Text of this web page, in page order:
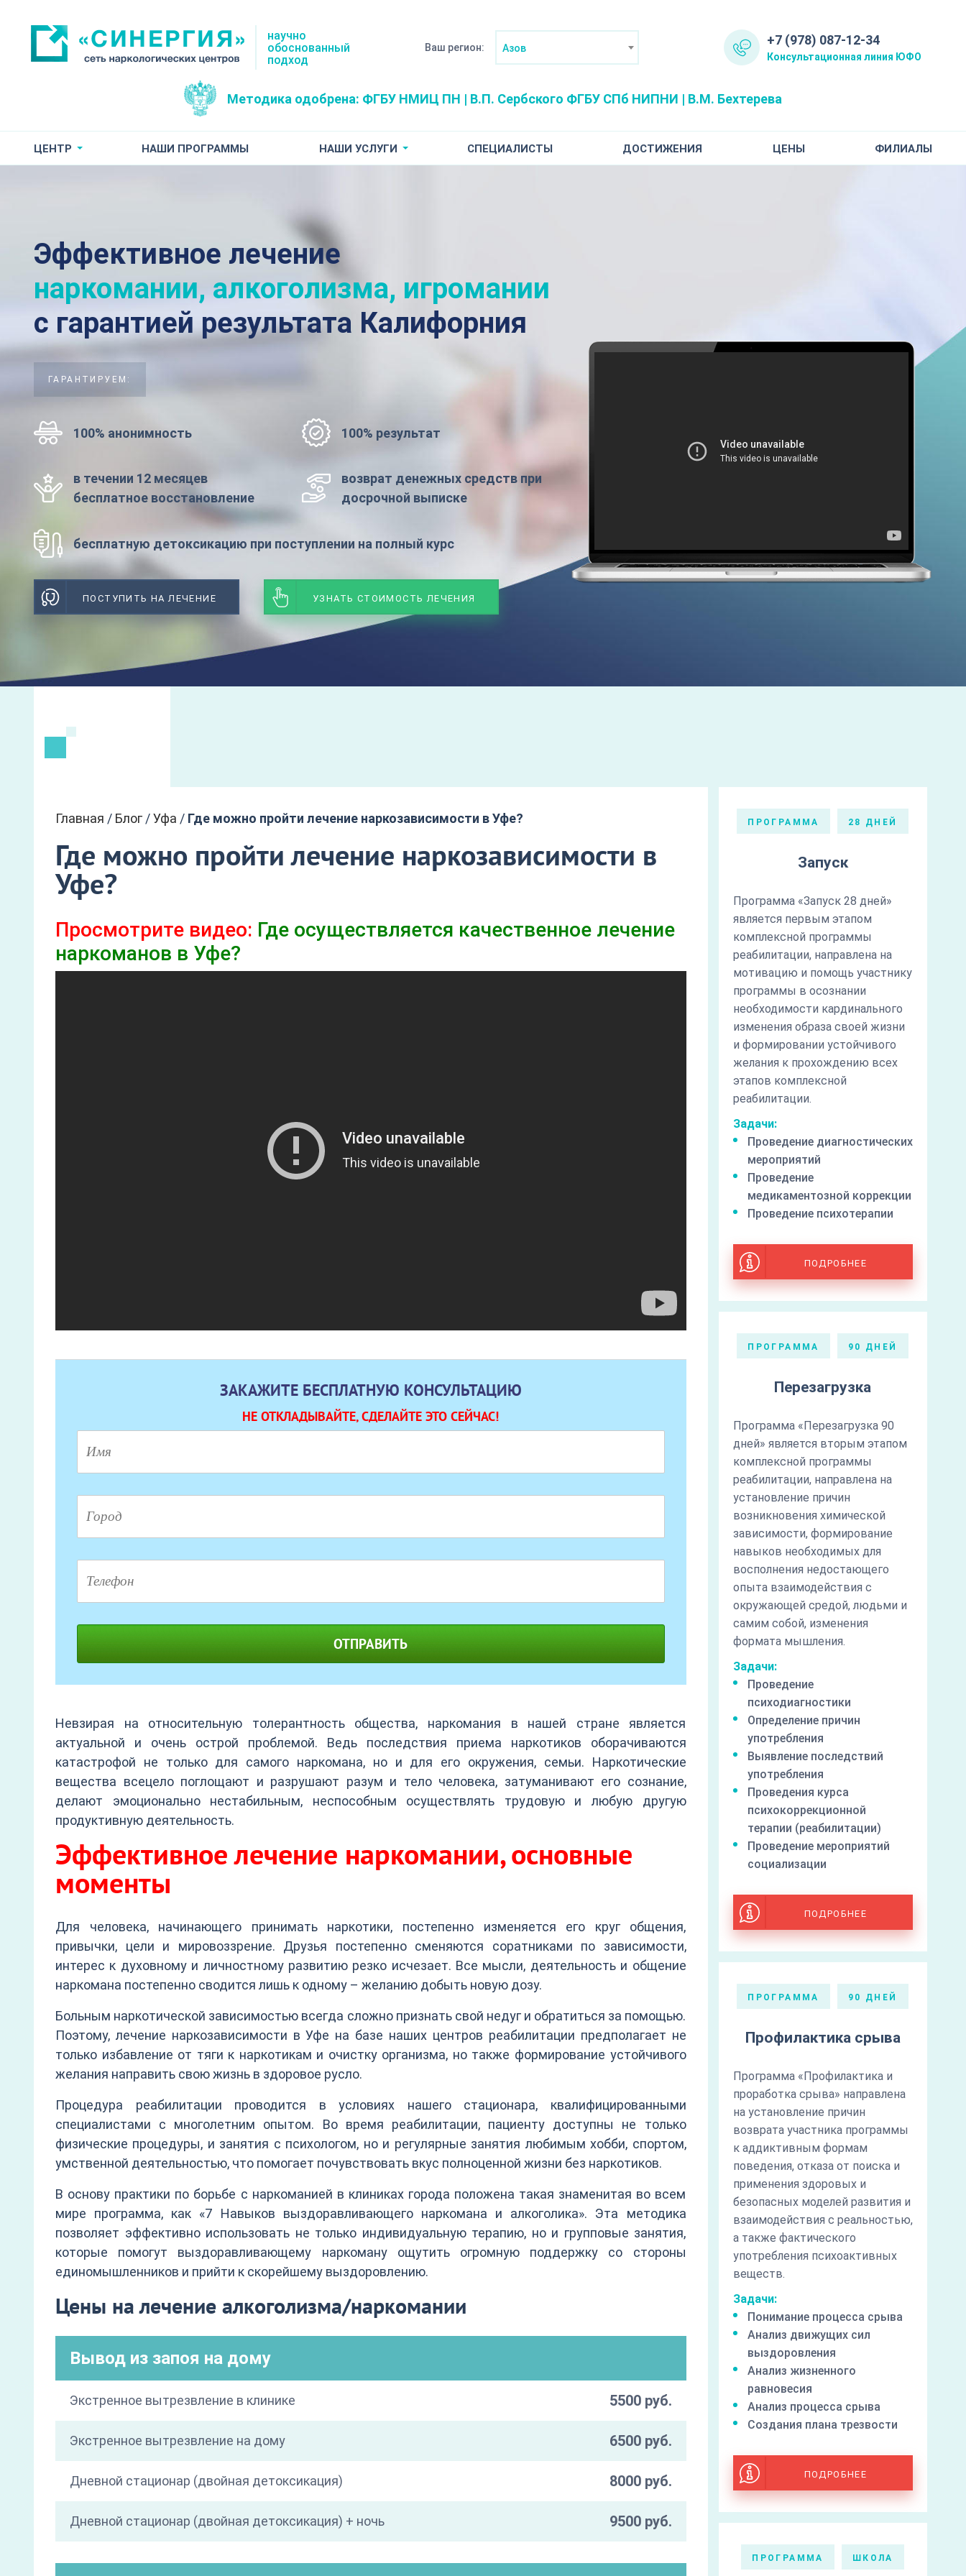
научно
обоснованный
подход
Ваш регион: Азов
+7 (978) 087-12-34
Консультационная линия ЮФО
Методика одобрена: ФГБУ НМИЦ ПН | В.П. Сербского ФГБУ СПб НИПНИ | В.М. Бехтерева
ЦЕНТР НАШИ ПРОГРАММЫ НАШИ УСЛУГИ СПЕЦИАЛИСТЫ ДОСТИЖЕНИЯ ЦЕНЫ ФИЛИАЛЫ
Эффективное лечение
наркомании, алкоголизма, игромании
с гарантией результата Калифорния
ГАРАНТИРУЕМ:
100% анонимность 100% результат
в течении 12 месяцев
бесплатное восстановление
возврат денежных средств при
досрочной выписке
бесплатную детоксикацию при поступлении на полный курс
ПОСТУПИТЬ НА ЛЕЧЕНИЕ УЗНАТЬ СТОИМОСТЬ ЛЕЧЕНИЯ
Главная / Блог /Уфа / Где можно пройти лечение наркозависимости в Уфе?
Где можно пройти лечение наркозависимости в
Уфе?
Просмотрите видео: Где осуществляется качественное лечение
наркоманов в Уфе?
ЗАКАЖИТЕ БЕСПЛАТНУЮ КОНСУЛЬТАЦИЮ
НЕ ОТКЛАДЫВАЙТЕ, СДЕЛАЙТЕ ЭТО СЕЙЧАС!
ОТПРАВИТЬ
Невзирая на относительную толерантность общества, наркомания в нашей стране является
актуальной и очень острой проблемой. Ведь последствия приема наркотиков оборачиваются
катастрофой не только для самого наркомана, но и для его окружения, семьи. Наркотические
вещества всецело поглощают и разрушают разум и тело человека, затуманивают его сознание,
делают эмоционально нестабильным, неспособным осуществлять трудовую и любую другую
продуктивную деятельность.
Эффективное лечение наркомании, основные
моменты
Для человека, начинающего принимать наркотики, постепенно изменяется его круг общения,
привычки, цели и мировоззрение. Друзья постепенно сменяются соратниками по зависимости,
интерес к духовному и личностному развитию резко исчезает. Все мысли, деятельность и общение
наркомана постепенно сводится лишь к одному – желанию добыть новую дозу.
Больным наркотической зависимостью всегда сложно признать свой недуг и обратиться за помощью.
Поэтому, лечение наркозависимости в Уфе на базе наших центров реабилитации предполагает не
только избавление от тяги к наркотикам и очистку организма, но также формирование устойчивого
желания направить свою жизнь в здоровое русло.
Процедура реабилитации проводится в условиях нашего стационара, квалифицированными
специалистами с многолетним опытом. Во время реабилитации, пациенту доступны не только
физические процедуры, и занятия с психологом, но и регулярные занятия любимым хобби, спортом,
умственной деятельностью, что помогает почувствовать вкус полноценной жизни без наркотиков.
В основу практики по борьбе с наркоманией в клиниках города положена такая знаменитая во всем
мире программа, как «7 Навыков выздоравливающего наркомана и алкоголика». Эта методика
позволяет эффективно использовать не только индивидуальную терапию, но и групповые занятия,
которые помогут выздоравливающему наркоману ощутить огромную поддержку со стороны
единомышленников и прийти к скорейшему выздоровлению.
Цены на лечение алкоголизма/наркомании
Вывод из запоя на дому
Экстренное вытрезвление в клинике 5500 руб.
Экстренное вытрезвление на дому 6500 руб.
Дневной стационар (двойная детоксикация) 8000 руб.
Дневной стационар (двойная детоксикация) + ночь 9500 руб.
ПРОГРАММА 28 ДНЕЙ
Запуск
Программа «Запуск 28 дней»
является первым этапом
комплексной программы
реабилитации, направлена на
мотивацию и помощь участнику
программы в осознании
необходимости кардинального
изменения образа своей жизни
и формировании устойчивого
желания к прохождению всех
этапов комплексной
реабилитации.
Задачи:
Проведение диагностических
мероприятий
Проведение
медикаментозной коррекции
Проведение психотерапии
ПОДРОБНЕЕ
ПРОГРАММА 90 ДНЕЙ
Перезагрузка
Программа «Перезагрузка 90
дней» является вторым этапом
комплексной программы
реабилитации, направлена на
установление причин
возникновения химической
зависимости, формирование
навыков необходимых для
восполнения недостающего
опыта взаимодействия с
окружающей средой, людьми и
самим собой, изменения
формата мышления.
Задачи:
Проведение
психодиагностики
Определение причин
употребления
Выявление последствий
употребления
Проведения курса
психокоррекционной
терапии (реабилитации)
Проведение мероприятий
социализации
ПОДРОБНЕЕ
ПРОГРАММА 90 ДНЕЙ
Профилактика срыва
Программа «Профилактика и
проработка срыва» направлена
на установление причин
возврата участника программы
к аддиктивным формам
поведения, отказа от поиска и
применения здоровых и
безопасных моделей развития и
взаимодействия с реальностью,
а также фактического
употребления психоактивных
веществ.
Задачи:
Понимание процесса срыва
Анализ движущих сил
выздоровления
Анализ жизненного
равновесия
Анализ процесса срыва
Создания плана трезвости
ПОДРОБНЕЕ
ПРОГРАММА ШКОЛА